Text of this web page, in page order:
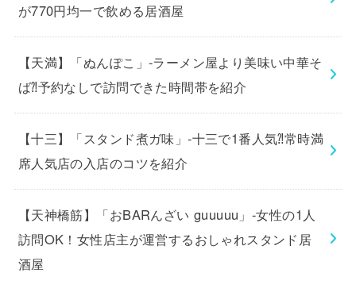
が770円均一で飲める居酒屋
【天満】「ぬんぽこ」-ラーメン屋より美味い中華そ
ば⁈予約なしで訪問できた時間帯を紹介
【十三】「スタンド煮ガ味」-十三で1番人気⁈常時満
席人気店の入店のコツを紹介
【天神橋筋】「おBARんざい guuuuu」-女性の1人
訪問OK！女性店主が運営するおしゃれスタンド居
酒屋